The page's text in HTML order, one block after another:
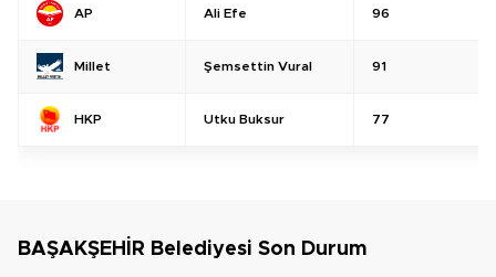
AP Ali Efe 96
Millet Şemsettin Vural 91
HKP Utku Buksur 77
BAŞAKŞEHİR Belediyesi Son Durum